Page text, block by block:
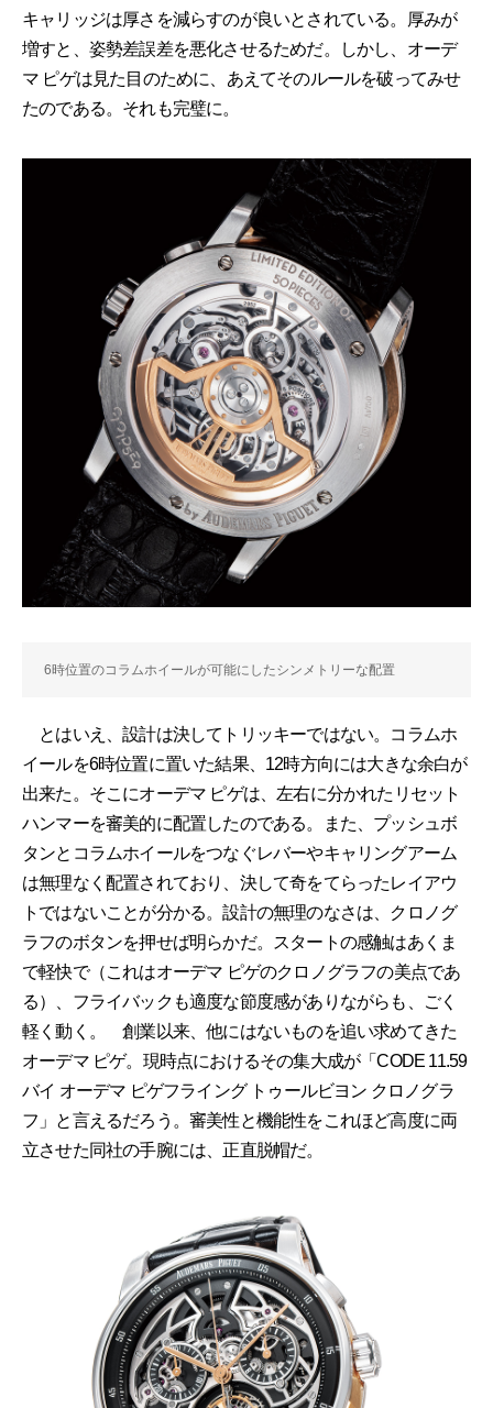
キャリッジは厚さを減らすのが良いとされている。厚みが
増すと、姿勢差誤差を悪化させるためだ。しかし、オーデ
マ ピゲは見た目のために、あえてそのルールを破ってみせ
たのである。それも完璧に。
6時位置のコラムホイールが可能にしたシンメトリーな配置
とはいえ、設計は決してトリッキーではない。コラムホ
イールを6時位置に置いた結果、12時方向には大きな余白が
出来た。そこにオーデマ ピゲは、左右に分かれたリセット
ハンマーを審美的に配置したのである。また、プッシュボ
タンとコラムホイールをつなぐレバーやキャリングアーム
は無理なく配置されており、決して奇をてらったレイアウ
トではないことが分かる。設計の無理のなさは、クロノグ
ラフのボタンを押せば明らかだ。スタートの感触はあくま
で軽快で（これはオーデマ ピゲのクロノグラフの美点であ
る）、フライバックも適度な節度感がありながらも、ごく
軽く動く。 創業以来、他にはないものを追い求めてきた
オーデマ ピゲ。現時点におけるその集大成が「CODE 11.59
バイ オーデマ ピゲフライング トゥールビヨン クロノグラ
フ」と言えるだろう。審美性と機能性をこれほど高度に両
立させた同社の手腕には、正直脱帽だ。